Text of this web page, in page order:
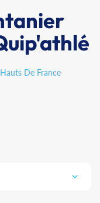
De France